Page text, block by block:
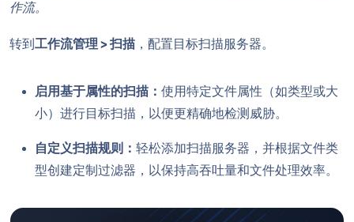
作流。
转到 工作流管理 > 扫描 ，配置目标扫描服务器。
启用基于属性的扫描： 使用特定文件属性（如类型或大
小）进行目标扫描，以便更精确地检测威胁。
自定义扫描规则： 轻松添加扫描服务器，并根据文件类
型创建定制过滤器，以保持高吞吐量和文件处理效率。